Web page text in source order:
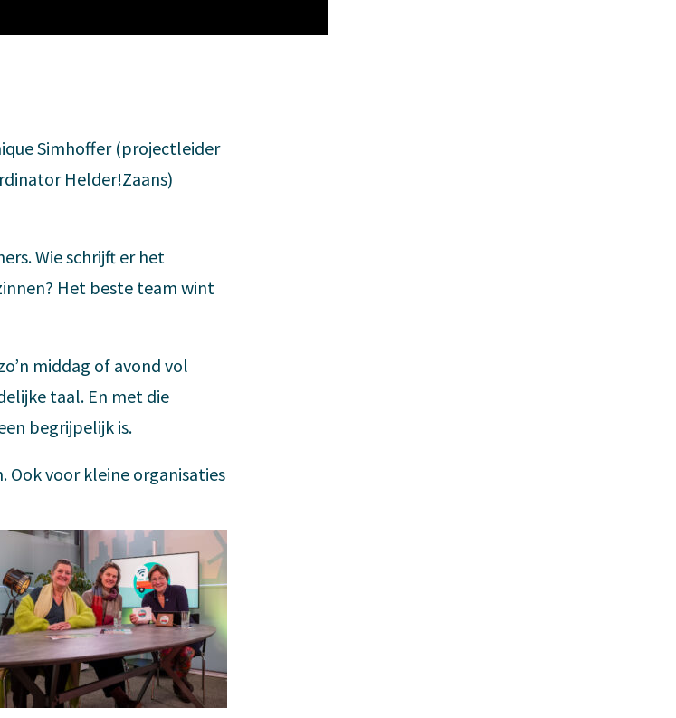
Simhoffer (projectleider
Helder!Zaans)
Wie schrijft er het
Het beste team wint
middag of avond vol
taal. En met die
begrijpelijk is.
Ook voor kleine organisaties